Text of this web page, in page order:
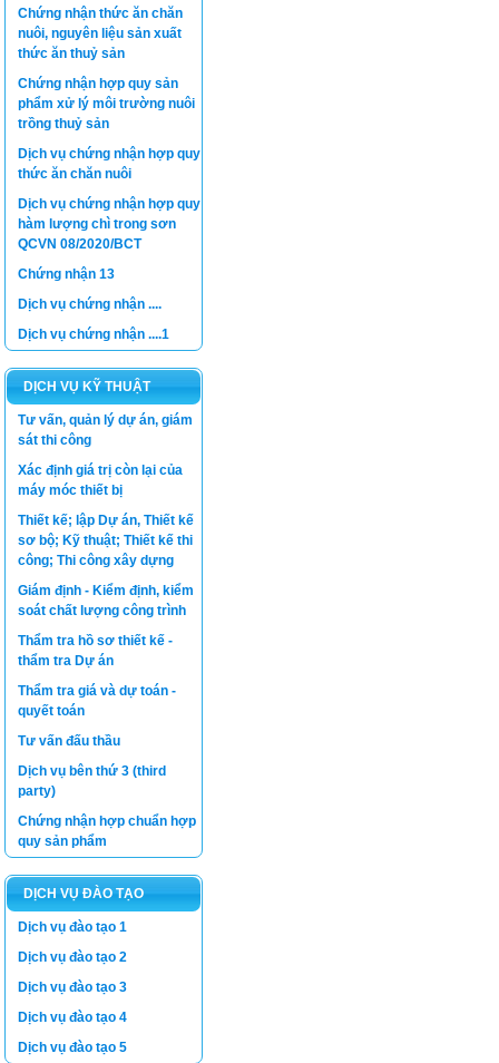
Chứng nhận thức ăn chăn
nuôi, nguyên liệu sản xuất
thức ăn thuỷ sản
Chứng nhận hợp quy sản
phẩm xử lý môi trường nuôi
trồng thuỷ sản
Dịch vụ chứng nhận hợp quy
thức ăn chăn nuôi
Dịch vụ chứng nhận hợp quy
hàm lượng chì trong sơn
QCVN 08/2020/BCT
Chứng nhận 13
Dịch vụ chứng nhận ....
Dịch vụ chứng nhận ....1
DỊCH VỤ KỸ THUẬT
Tư vấn, quản lý dự án, giám
sát thi công
Xác định giá trị còn lại của
máy móc thiết bị
Thiết kế; lập Dự án, Thiết kế
sơ bộ; Kỹ thuật; Thiết kế thi
công; Thi công xây dựng
Giám định - Kiểm định, kiểm
soát chất lượng công trình
Thẩm tra hồ sơ thiết kế -
thẩm tra Dự án
Thẩm tra giá và dự toán -
quyết toán
Tư vấn đấu thầu
Dịch vụ bên thứ 3 (third
party)
Chứng nhận hợp chuẩn hợp
quy sản phẩm
DỊCH VỤ ĐÀO TẠO
Dịch vụ đào tạo 1
Dịch vụ đào tạo 2
Dịch vụ đào tạo 3
Dịch vụ đào tạo 4
Dịch vụ đào tạo 5